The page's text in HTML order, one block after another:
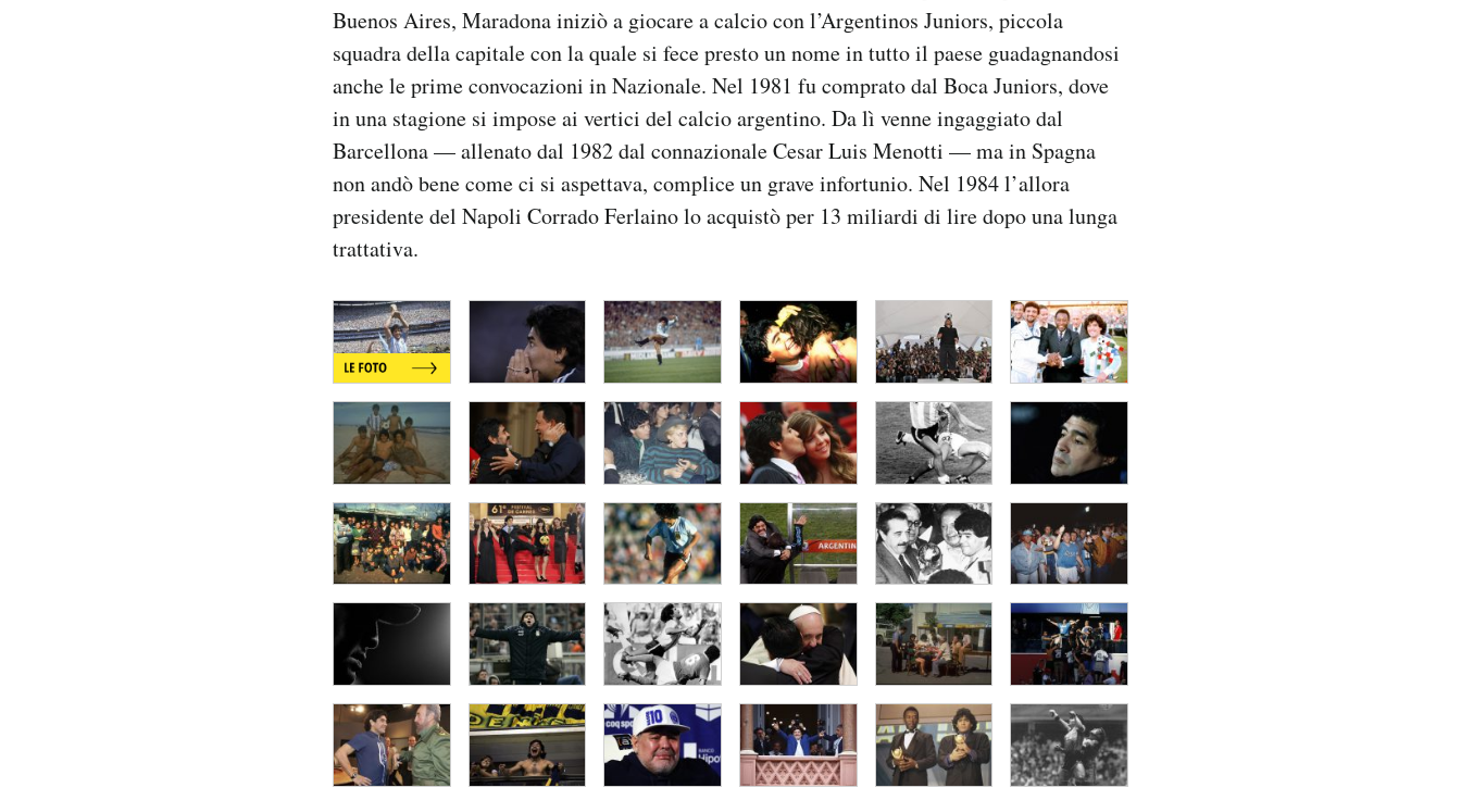
Buenos Aires, Maradona iniziò a giocare a calcio con l’Argentinos Juniors, piccola
squadra della capitale con la quale si fece presto un nome in tutto il paese guadagnandosi
anche le prime convocazioni in Nazionale. Nel 1981 fu comprato dal Boca Juniors, dove
in una stagione si impose ai vertici del calcio argentino. Da lì venne ingaggiato dal
Barcellona — allenato dal 1982 dal connazionale Cesar Luis Menotti — ma in Spagna
non andò bene come ci si aspettava, complice un grave infortunio. Nel 1984 l’allora
presidente del Napoli Corrado Ferlaino lo acquistò per 13 miliardi di lire dopo una lunga
trattativa.